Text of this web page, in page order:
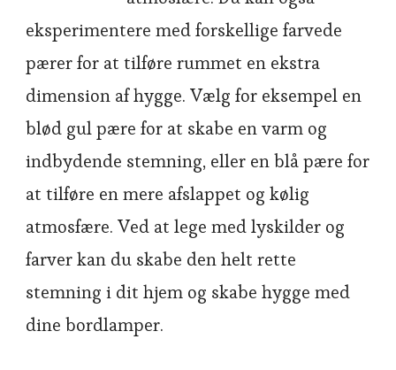
eksperimentere med forskellige farvede
pærer for at tilføre rummet en ekstra
dimension af hygge. Vælg for eksempel en
blød gul pære for at skabe en varm og
indbydende stemning, eller en blå pære for
at tilføre en mere afslappet og kølig
atmosfære. Ved at lege med lyskilder og
farver kan du skabe den helt rette
stemning i dit hjem og skabe hygge med
dine bordlamper.